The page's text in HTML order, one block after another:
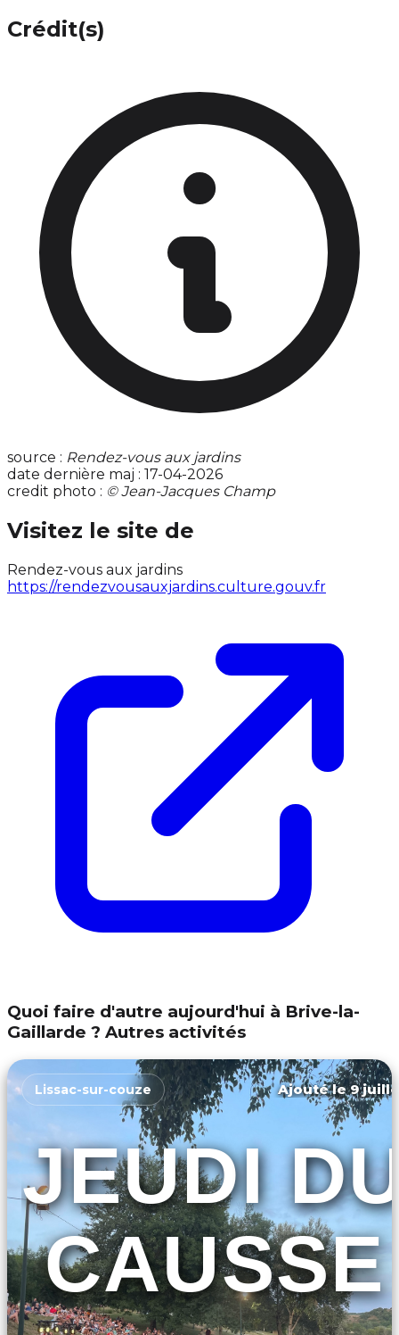
Crédit(s)
source : Rendez-vous aux jardins
date dernière maj : 17-04-2026
credit photo : © Jean-Jacques Champ
Visitez le site de
Rendez-vous aux jardins
https://rendezvousauxjardins.culture.gouv.fr
Quoi faire d'autre aujourd'hui à Brive-la-
Gaillarde ? Autres activités
Lissac-sur-couze Ajouté le 9
JEUDI
CAUSSE